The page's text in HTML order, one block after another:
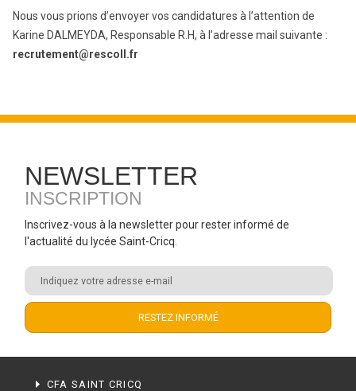
Nous vous prions d’envoyer vos candidatures à l’attention de
Karine DALMEYDA, Responsable R.H, à l’adresse mail suivante :
recrutement@rescoll.fr
NEWSLETTER
INSCRIPTION
Inscrivez-vous à la newsletter pour rester informé de
l'actualité du lycée Saint-Cricq.
CFA SAINT CRICQ